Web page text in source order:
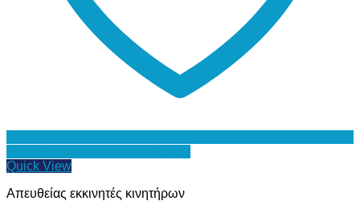
Quick View
Απευθείας εκκινητές κινητήρων